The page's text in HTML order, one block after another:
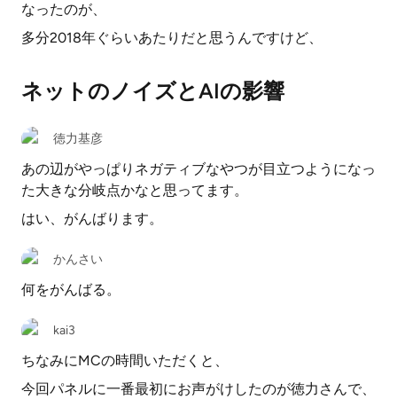
なったのが、
多分2018年ぐらいあたりだと思うんですけど、
ネットのノイズとAIの影響
徳力基彦
あの辺がやっぱりネガティブなやつが目立つようになっ
た大きな分岐点かなと思ってます。
はい、がんばります。
かんさい
何をがんばる。
kai3
ちなみにMCの時間いただくと、
今回パネルに一番最初にお声がけしたのが徳力さんで、